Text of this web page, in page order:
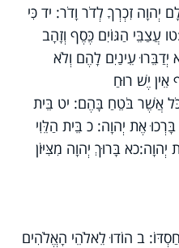
יְהוָה זִכְרְךָ לְדֹר וָדֹר: יד כִּי
עֲצַבֵּי הַגּוֹיִם כֶּסֶף וְזָהָב
עֵינַיִם לָהֶם וְלֹא
אֵין יֶשׁ רוּחַ
אֲשֶׁר בֹּטֵחַ בָּהֶם: יט בֵּית
אֶת יְהוָה: כ בֵּית הַלֵּוִי
יְהוָה:כא בָּרוּךְ יְהוָה מִצִּיּוֹן
ב הוֹדוּ לֵאלֹהֵי הָאֱלֹהִים